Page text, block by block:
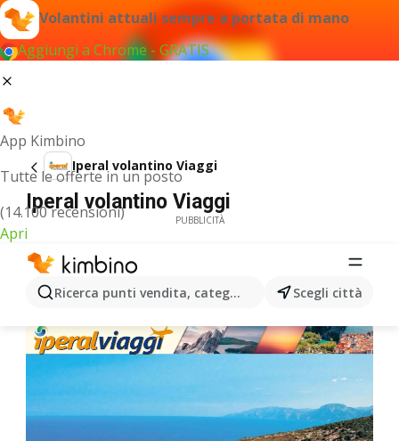
Volantini attuali sempre a portata di mano
Aggiungi a Chrome - GRATIS
App Kimbino
Tutte le offerte in un posto
(14.100 recensioni)
Apri
Ricerca punti vendita, categorie, prodotti...Scegli città
Iperal volantino Viaggi
Iperal volantino Viaggi
PUBBLICITÀ